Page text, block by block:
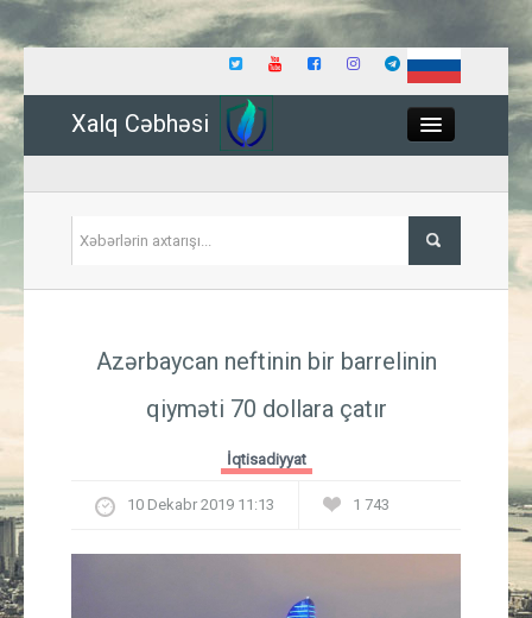
Xalq Cəbhəsi
İqtisadiyyat
Güney Azərbaycan
Azərbaycan neftinin bir barrelinin
qiyməti 70 dollara çatır
İqtisadiyyat
10 Dekabr 2019 11:13 1 743